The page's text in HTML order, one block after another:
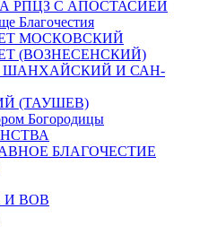
РПЦЗ С АПОСТАСИЕЙ
Благочестия
МОСКОВСКИЙ
(ВОЗНЕСЕНСКИЙ)
ШАНХАЙСКИЙ И САН-
(ТАУШЕВ)
Богородицы
БЛАГОЧЕСТИЕ
И ВОВ